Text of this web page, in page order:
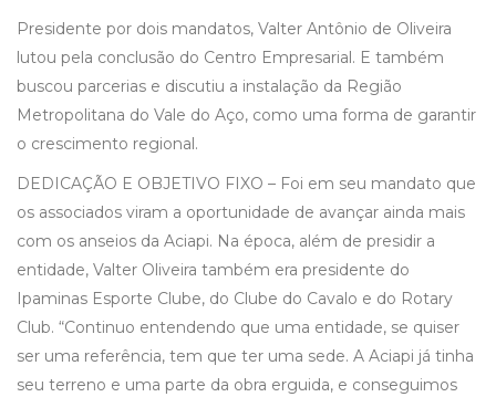
Presidente por dois mandatos, Valter Antônio de Oliveira
lutou pela conclusão do Centro Empresarial. E também
buscou parcerias e discutiu a instalação da Região
Metropolitana do Vale do Aço, como uma forma de garantir
o crescimento regional.
DEDICAÇÃO E OBJETIVO FIXO – Foi em seu mandato que
os associados viram a oportunidade de avançar ainda mais
com os anseios da Aciapi. Na época, além de presidir a
entidade, Valter Oliveira também era presidente do
Ipaminas Esporte Clube, do Clube do Cavalo e do Rotary
Club. “Continuo entendendo que uma entidade, se quiser
ser uma referência, tem que ter uma sede. A Aciapi já tinha
seu terreno e uma parte da obra erguida, e conseguimos